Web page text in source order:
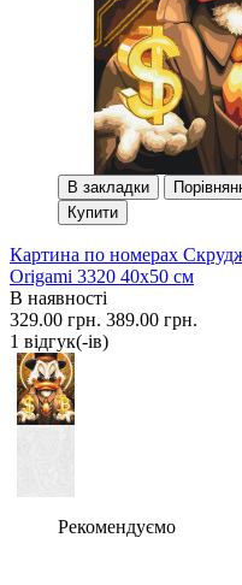
В закладки
Купити
Картина по номерах
Origami 3320 40x50 см
В наявності
329.00 грн. 389.00 грн.
1 вiдгук(-iв)
Рекомендуємо